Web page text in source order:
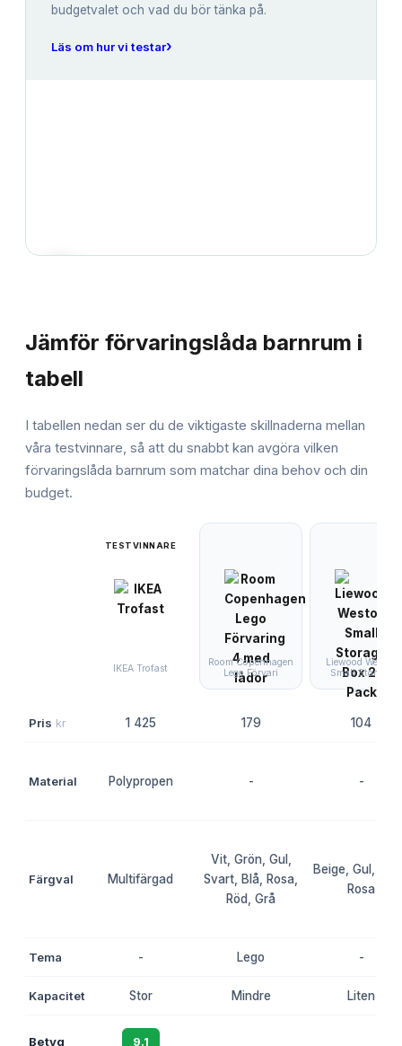
budgetvalet och vad du bör tänka på.
Läs om hur vi testar›
Jämför förvaringslåda barnrum i
tabell
I tabellen nedan ser du de viktigaste skillnaderna mellan
våra testvinnare, så att du snabbt kan avgöra vilken
förvaringslåda barnrum som matchar dina behov och din
budget.
TESTVINNARE
IKEA Trofast
Room Copenhagen
Lego Förvari
Liewood Weston
Small Storage
Pris kr 1 425 179 104
Material Polypropen - -
Färgval Multifärgad
Vit, Grön, Gul,
Svart, Blå, Rosa,
Röd, Grå
Beige, Gul,
Rosa
Tema - Lego -
Kapacitet Stor Mindre Liten
Betyg 9.1